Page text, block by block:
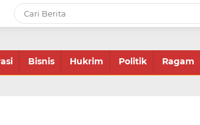
Bisnis Hukrim Politik Ragam